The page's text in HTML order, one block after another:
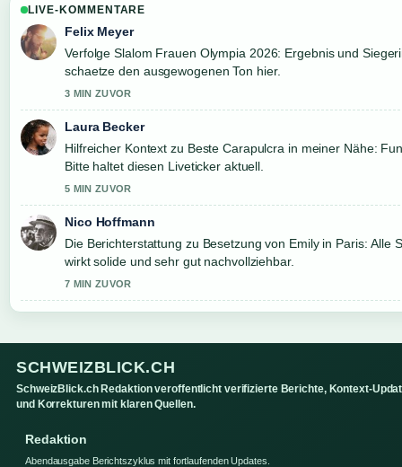
LIVE-KOMMENTARE
Felix Meyer
Verfolge Slalom Frauen Olympia 2026: Ergebnis und
schaetze den ausgewogenen Ton hier.
3 MIN ZUVOR
Laura Becker
Hilfreicher Kontext zu Beste Carapulcra in meiner Nähe:
Bitte haltet diesen Liveticker aktuell.
5 MIN ZUVOR
Nico Hoffmann
Die Berichterstattung zu Besetzung von Emily in Paris: Alle
wirkt solide und sehr gut nachvollziehbar.
7 MIN ZUVOR
SCHWEIZBLICK.CH
SchweizBlick.ch Redaktion veroffentlicht verifizierte Berichte, Kontext-
und Korrekturen mit klaren Quellen.
Redaktion
Abendausgabe Berichtszyklus mit fortlaufenden Updates.